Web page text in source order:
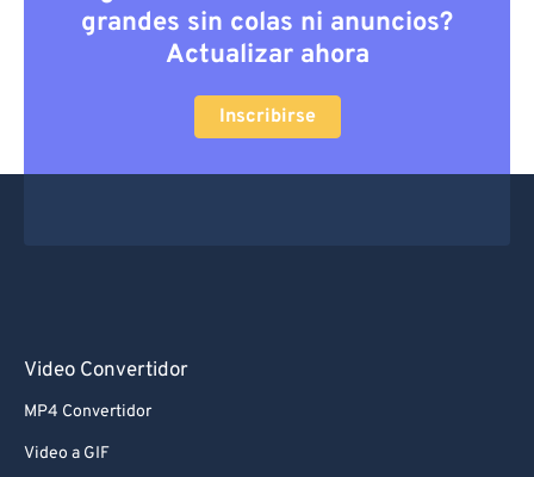
grandes sin colas ni anuncios?
Actualizar ahora
Inscribirse
Video Convertidor
MP4 Convertidor
Video a GIF